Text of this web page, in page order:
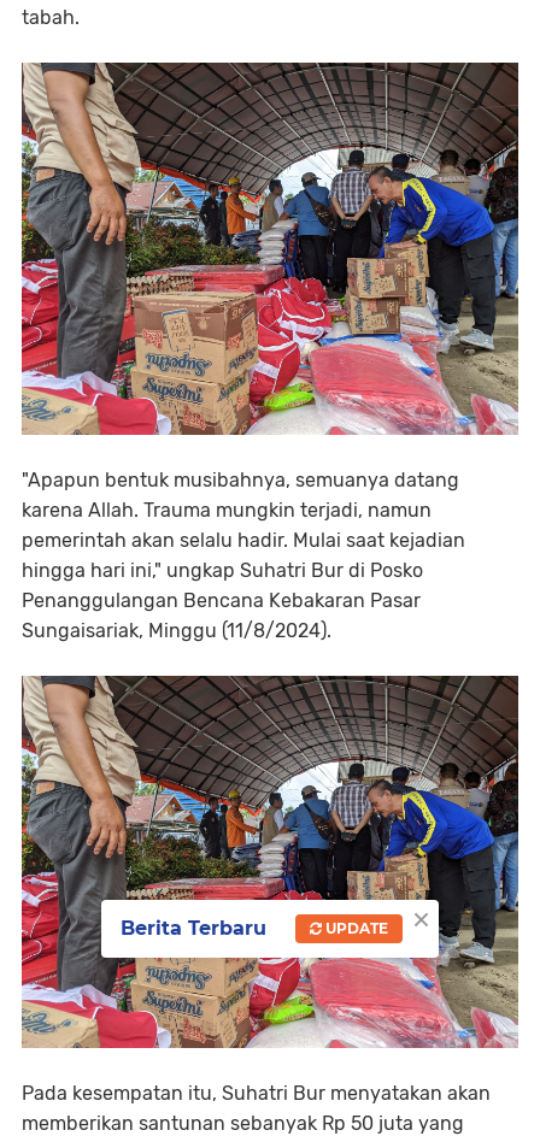
tabah.
"Apapun bentuk musibahnya, semuanya datang
karena Allah. Trauma mungkin terjadi, namun
pemerintah akan selalu hadir. Mulai saat kejadian
hingga hari ini," ungkap Suhatri Bur di Posko
Penanggulangan Bencana Kebakaran Pasar
Sungaisariak, Minggu (11/8/2024).
Pada kesempatan itu, Suhatri Bur menyatakan akan
memberikan santunan sebanyak Rp 50 juta yang
×
Berita Terbaru UPDATE